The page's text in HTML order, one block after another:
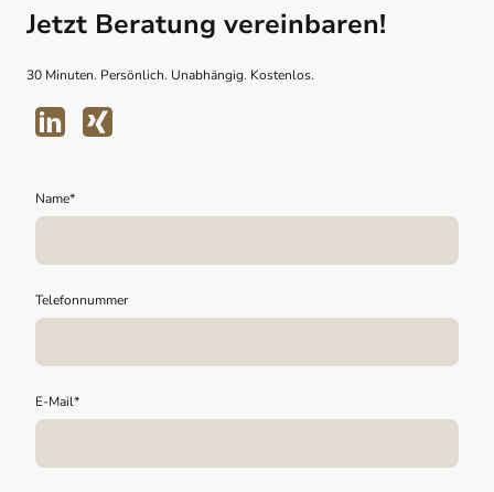
Jetzt Beratung vereinbaren!
30 Minuten. Persönlich. Unabhängig. Kostenlos.
Name*
Telefonnummer
E-Mail*